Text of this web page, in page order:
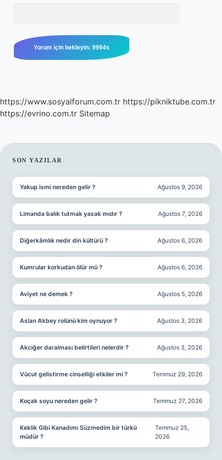
https://www.sosyalforum.com.tr https://pikniktube.com.tr
https://evrino.com.tr Sitemap
SIDEBAR
SON YAZILAR
Yakup ismi nereden gelir ? Ağustos 9, 2026
Limanda balık tutmak yasak mıdır ? Ağustos 7, 2026
Diğerkâmlık nedir din kültürü ? Ağustos 6, 2026
Kumrular korkudan ölür mü ? Ağustos 6, 2026
Aviyet ne demek ? Ağustos 5, 2026
Aslan Akbey rolünü kim oynuyor ? Ağustos 3, 2026
Akciğer daralması belirtileri nelerdir ? Ağustos 3, 2026
Vücut gelistirme cinselliği etkiler mi ? Temmuz 29, 2026
Koçak soyu nereden gelir ? Temmuz 27, 2026
Keklik Gibi Kanadımı Süzmedim bir türkü
müdür ?
Temmuz 25,
2026